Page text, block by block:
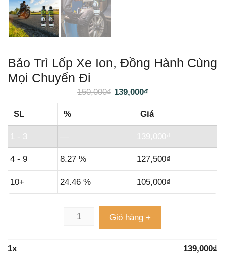
Bảo Trì Lốp Xe Ion, Đồng Hành Cùng
Mọi Chuyến Đi
150,000₫ 139,000₫
SL % Giá
1 - 3 — 139,000 ₫
4 - 9 8.27 % 127,500₫
10+ 24.46 % 105,000₫
Giỏ hàng +
1x 139,000₫